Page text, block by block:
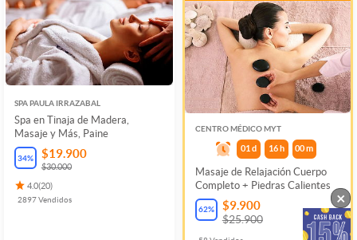
SPA PAULA IRRAZABAL
Spa en Tinaja de Madera,
Masaje y Más, Paine
34% $19.900
$30.000
4.0(20)
2897Vendidos
CENTRO MÉDICO MYT
01 d 16 h 00m
Masaje de Relajación Cuerpo
Completo + Piedras Calientes
62% $9.900
$25.900
×